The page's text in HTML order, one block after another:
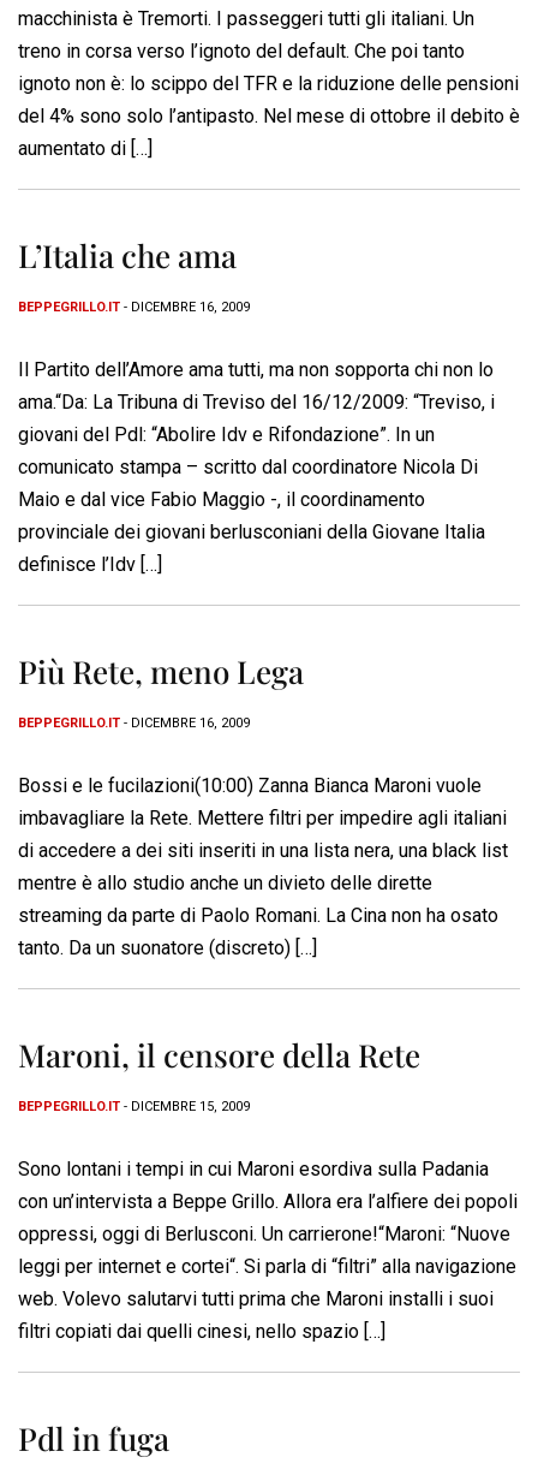
macchinista è Tremorti. I passeggeri tutti gli italiani. Un
treno in corsa verso l’ignoto del default. Che poi tanto
ignoto non è: lo scippo del TFR e la riduzione delle pensioni
del 4% sono solo l’antipasto. Nel mese di ottobre il debito è
aumentato di […]
L’Italia che ama
BEPPEGRILLO.IT - DICEMBRE 16, 2009
Il Partito dell’Amore ama tutti, ma non sopporta chi non lo
ama.“Da: La Tribuna di Treviso del 16/12/2009: “Treviso, i
giovani del Pdl: “Abolire Idv e Rifondazione”. In un
comunicato stampa – scritto dal coordinatore Nicola Di
Maio e dal vice Fabio Maggio -, il coordinamento
provinciale dei giovani berlusconiani della Giovane Italia
definisce l’Idv […]
Più Rete, meno Lega
BEPPEGRILLO.IT - DICEMBRE 16, 2009
Bossi e le fucilazioni(10:00) Zanna Bianca Maroni vuole
imbavagliare la Rete. Mettere filtri per impedire agli italiani
di accedere a dei siti inseriti in una lista nera, una black list
mentre è allo studio anche un divieto delle dirette
streaming da parte di Paolo Romani. La Cina non ha osato
tanto. Da un suonatore (discreto) […]
Maroni, il censore della Rete
BEPPEGRILLO.IT - DICEMBRE 15, 2009
Sono lontani i tempi in cui Maroni esordiva sulla Padania
con un’intervista a Beppe Grillo. Allora era l’alfiere dei popoli
oppressi, oggi di Berlusconi. Un carrierone!“Maroni: “Nuove
leggi per internet e cortei“. Si parla di “filtri” alla navigazione
web. Volevo salutarvi tutti prima che Maroni installi i suoi
filtri copiati dai quelli cinesi, nello spazio […]
Pdl in fuga